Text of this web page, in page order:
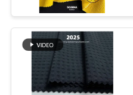
Vải Yoga